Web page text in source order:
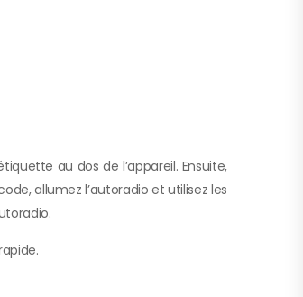
au dos de l’appareil. Ensuite,
allumez l’autoradio et utilisez les